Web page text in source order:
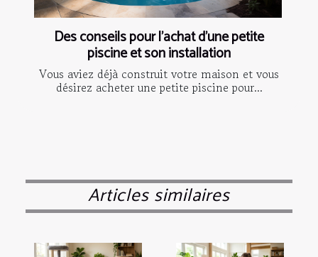
Des conseils pour l'achat d'une petite
piscine et son installation
Vous aviez déjà construit votre maison et vous
désirez acheter une petite piscine pour...
Articles similaires